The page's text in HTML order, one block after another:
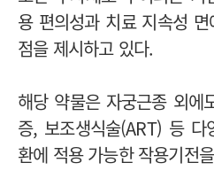
용 편의성과 치료 지속성
점을 제시하고 있다.
해당 약물은 자궁근종 외에
증, 보조생식술(ART) 등
환에 적용 가능한 작용기전